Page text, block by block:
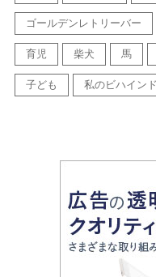
ゴールデンレトリーバー
育児 柴犬 馬
子ども 私のビハイン